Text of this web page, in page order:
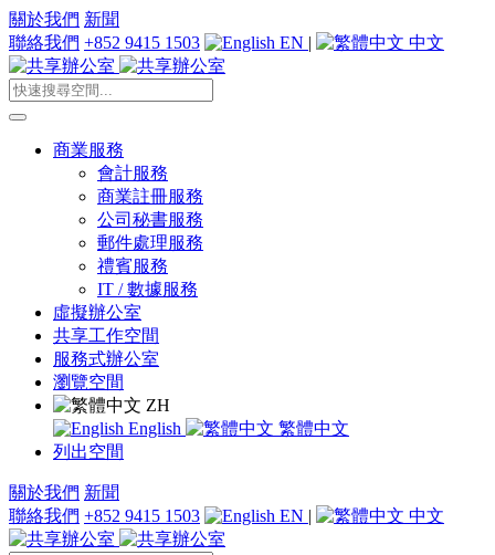
關於我們 新聞
聯絡我們 +852 9415 1503 EN | 中文
商業服務
會計服務
商業註冊服務
公司秘書服務
郵件處理服務
禮賓服務
IT / 數據服務
虛擬辦公室
共享工作空間
服務式辦公室
瀏覽空間
ZH
English
繁體中文
列出空間
關於我們 新聞
聯絡我們 +852 9415 1503 EN | 中文